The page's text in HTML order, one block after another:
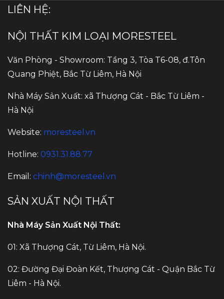
LIÊN HỆ:
NỘI THẤT KIM LOẠI MORESTEEL
Văn Phòng - Showroom: Tầng 3, Tòa T6-08, đ.Tôn
Quang Phiệt, Bắc Từ Liêm, Hà Nội
Nhà Máy Sản Xuất: xã Thượng Cát - Bắc Từ Liêm -
Hà Nội
Website: moresteel.vn
Hotline: 0931.31.88.77
Email: chinh@moresteel.vn
SẢN XUẤT NỘI THẤT
Nhà Máy Sản Xuất Nội Thất:
01: Xã Thượng Cát, Từ Liêm, Hà Nội.
02: Đường Đại Đoàn Kết, Thượng Cát - Quận Bắc Từ
Liêm - Hà Nội.